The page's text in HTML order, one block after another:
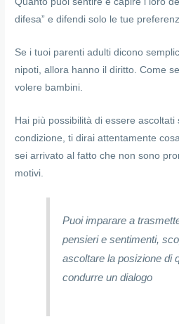
difesa” e difendi solo le tue
Se i tuoi parenti adulti dicono
nipoti, allora hanno il diritto. Come
volere bambini.
Hai più possibilità di essere
condizione, ti dirai attentamente
sei arrivato al fatto che non sono
motivi.
Puoi imparare a
pensieri e sentimenti,
ascoltare la posizione di
condurre un dialogo